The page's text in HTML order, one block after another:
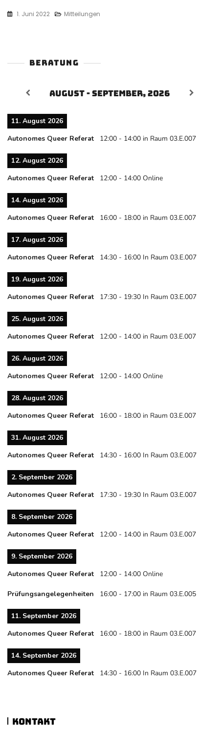
1. Juni 2022 Mitteilungen
BERATUNG
August - September, 2026
11. August 2026
Autonomes Queer Referat
12:00 - 14:00 in Raum 03.E.007
12. August 2026
Autonomes Queer Referat
12:00 - 14:00 Online
14. August 2026
Autonomes Queer Referat
16:00 - 18:00 in Raum 03.E.007
17. August 2026
Autonomes Queer Referat
14:30 - 16:00 In Raum 03.E.007
19. August 2026
Autonomes Queer Referat
17:30 - 19:30 In Raum 03.E.007
25. August 2026
Autonomes Queer Referat
12:00 - 14:00 in Raum 03.E.007
26. August 2026
Autonomes Queer Referat
12:00 - 14:00 Online
28. August 2026
Autonomes Queer Referat
16:00 - 18:00 in Raum 03.E.007
31. August 2026
Autonomes Queer Referat
14:30 - 16:00 In Raum 03.E.007
2. September 2026
Autonomes Queer Referat
17:30 - 19:30 In Raum 03.E.007
8. September 2026
Autonomes Queer Referat
12:00 - 14:00 in Raum 03.E.007
9. September 2026
Autonomes Queer Referat
12:00 - 14:00 Online
Prüfungsangelegenheiten 16:00 - 17:00 in Raum 03.E.005
11. September 2026
Autonomes Queer Referat
16:00 - 18:00 in Raum 03.E.007
14. September 2026
Autonomes Queer Referat
14:30 - 16:00 In Raum 03.E.007
Kontakt